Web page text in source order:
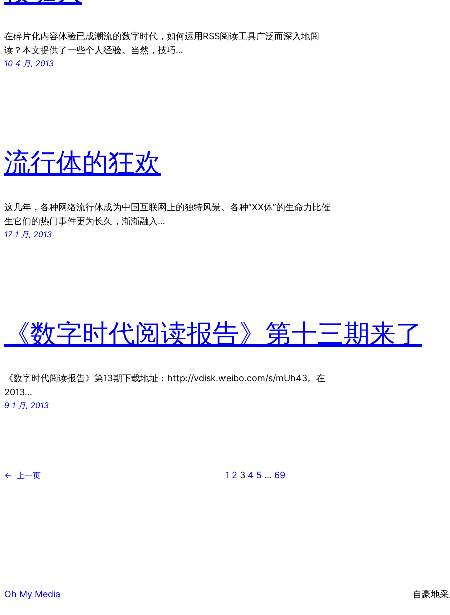
在碎片化内容体验已成潮流的数字时代，如何运用RSS阅读工具广泛而深入地阅
读？本文提供了一些个人经验。当然，技巧…
10 4 月, 2013
流行体的狂欢
这几年，各种网络流行体成为中国互联网上的独特风景。各种“XX体”的生命力比催
生它们的热门事件更为长久，渐渐融入…
17 1 月, 2013
《数字时代阅读报告》第十三期来了
《数字时代阅读报告》第13期下载地址：http://vdisk.weibo.com/s/mUh43。在
2013…
9 1 月, 2013
← 上一页 1 2 3 4 5 … 69
Oh My Media 自豪地